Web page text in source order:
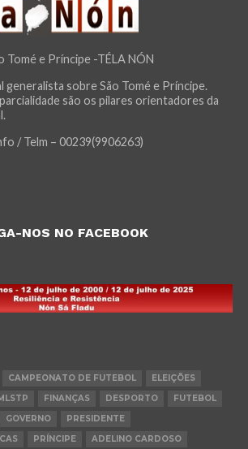
Tomé e Príncipe -TÉLA NÓN
generalista sobre São Tomé e Príncipe.
são os pilares orientadores da
/ Telm – 00239(9906263)
NOS NO FACEBOOK
CAMPEONATO DE FUTEBOL
ELEIÇÕES
FINANÇAS DESPORTO
FUTEBOL
GOVERNO
PRESIDENTE
PRÍNCIPE ADELINO CARDOSO